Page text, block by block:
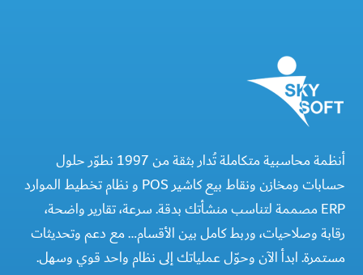
أنظمة محاسبية متكاملة تُدار بثقة من 1997 نطوّر حلول
حسابات ومخازن ونقاط بيع كاشير POS و نظام تخطيط الموارد
ERP مصممة لتناسب منشأتك بدقة. سرعة، تقارير واضحة،
رقابة وصلاحيات، وربط كامل بين الأقسام… مع دعم وتحديثات
مستمرة. ابدأ الآن وحوّل عملياتك إلى نظام واحد قوي وسهل.